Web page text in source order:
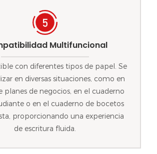
Multifuncional
con diferentes tipos de papel. Se
en diversas situaciones, como en
planes de negocios, en el cuaderno
o en el cuaderno de bocetos
proporcionando una experiencia
de escritura fluida.